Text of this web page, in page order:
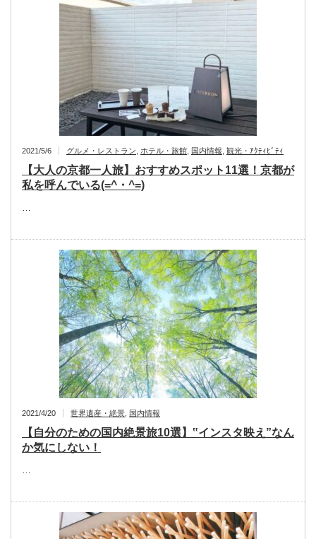
2021/5/6 グルメ・レストラン ホテル・旅館 国内情報 観光・ｱｸﾃｨﾋﾞﾃｨ
【大人の京都一人旅】おすすめスポット11選！京都が
私を呼んでいる(=^・^=)
2021/4/20 世界遺産・絶景 国内情報
【自分のための国内絶景旅10選】‟インスタ映え”なん
か気にしない！